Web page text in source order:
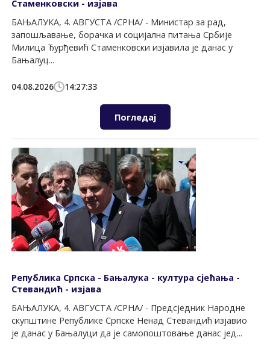
Стаменковски - изјава
БАЊАЛУКА, 4. АВГУСТА /СРНА/ - Министар за рад,
запошљавање, борачка и социјална питања Србије
Милица Ђурђевић Стаменковски изјавила је данас у
Бањалуц...
04.08.2026 14:27:33
Погледај
Република Српска - Бањалука - култура сјећања -
Стевандић - изјава
БАЊАЛУКА, 4. АВГУСТА /СРНА/ - Предсједник Народне
скупштине Републике Српске Ненад Стевандић изјавио
је данас у Бањалуци да је самопоштовање данас јед...